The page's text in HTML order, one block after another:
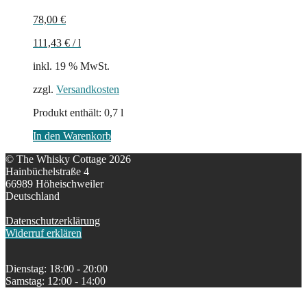
78,00 €
111,43 € /l
inkl. 19 % MwSt.
zzgl. Versandkosten
Produkt enthält: 0,7 l
In den Warenkorb
© The Whisky Cottage 2026
Hainbüchelstraße 4
66989 Höheischweiler
Deutschland
Datenschutzerklärung
Widerruf erklären
Dienstag: 18:00 - 20:00
Samstag: 12:00 - 14:00